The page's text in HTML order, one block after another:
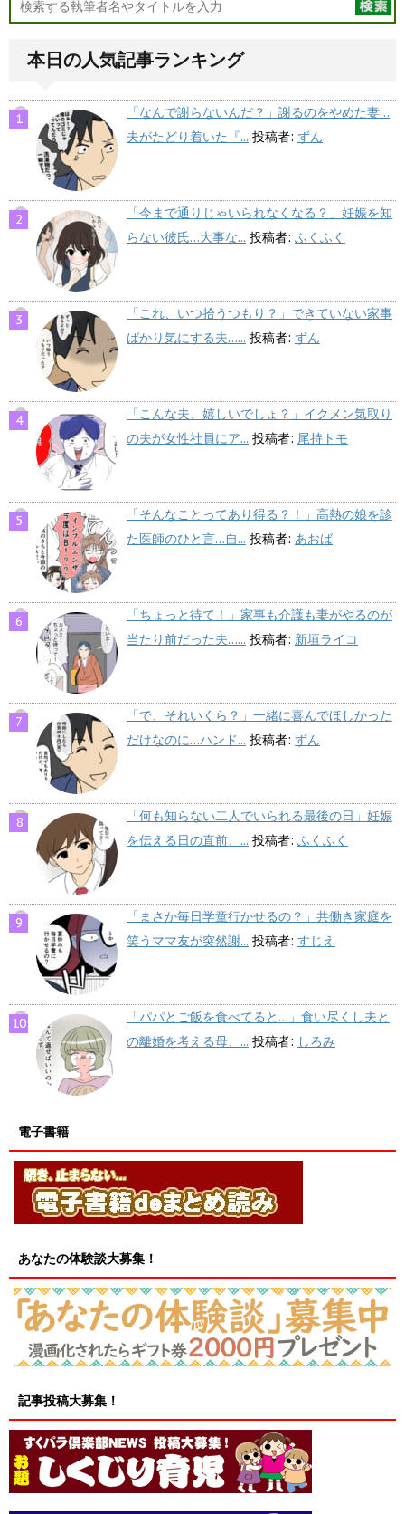
本日の人気記事ランキング
「なんで謝らないんだ？」謝るのをやめた妻…
夫がたどり着いた『... 投稿者: ずん
「今まで通りじゃいられなくなる？」妊娠を知
らない彼氏…大事な... 投稿者: ふくふく
「これ、いつ拾うつもり？」できていない家事
ばかり気にする夫…... 投稿者: ずん
「こんな夫、嬉しいでしょ？」イクメン気取り
の夫が女性社員にア... 投稿者: 尾持トモ
「そんなことってあり得る？！」高熱の娘を診
た医師のひと言…自... 投稿者: あおば
「ちょっと待て！」家事も介護も妻がやるのが
当たり前だった夫…... 投稿者: 新垣ライコ
「で、それいくら？」一緒に喜んでほしかった
だけなのに…ハンド... 投稿者: ずん
「何も知らない二人でいられる最後の日」妊娠
を伝える日の直前、... 投稿者: ふくふく
「まさか毎日学童行かせるの？」共働き家庭を
笑うママ友が突然謝... 投稿者: すじえ
「パパとご飯を食べてると…」食い尽くし夫と
の離婚を考える母、... 投稿者: しろみ
電子書籍
あなたの体験談大募集！
記事投稿大募集！